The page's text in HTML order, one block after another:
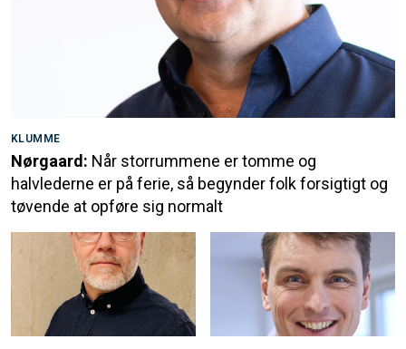
KLUMME
Nørgaard: Når storrummene er tomme og
halvlederne er på ferie, så begynder folk forsigtigt og
tøvende at opføre sig normalt